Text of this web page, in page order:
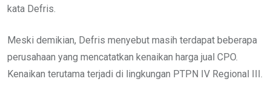
kata Defris.
Meski demikian, Defris menyebut masih terdapat beberapa
perusahaan yang mencatatkan kenaikan harga jual CPO.
Kenaikan terutama terjadi di lingkungan PTPN IV Regional III.